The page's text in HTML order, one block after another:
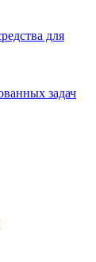
для
задач